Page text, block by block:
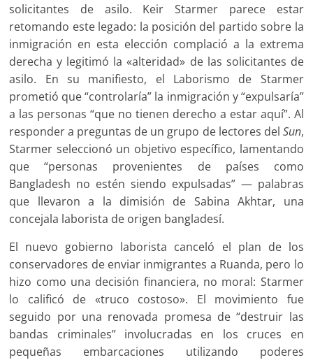
solicitantes de asilo. Keir Starmer parece estar
retomando este legado: la posición del partido sobre la
inmigración en esta elección complació a la extrema
derecha y legitimó la «alteridad» de las solicitantes de
asilo. En su manifiesto, el Laborismo de Starmer
prometió que “controlaría” la inmigración y “expulsaría”
a las personas “que no tienen derecho a estar aquí”. Al
responder a preguntas de un grupo de lectores del Sun,
Starmer seleccionó un objetivo específico, lamentando
que “personas provenientes de países como
Bangladesh no estén siendo expulsadas” — palabras
que llevaron a la dimisión de Sabina Akhtar, una
concejala laborista de origen bangladesí.
El nuevo gobierno laborista canceló el plan de los
conservadores de enviar inmigrantes a Ruanda, pero lo
hizo como una decisión financiera, no moral: Starmer
lo calificó de «truco costoso». El movimiento fue
seguido por una renovada promesa de “destruir las
bandas criminales” involucradas en los cruces en
pequeñas embarcaciones utilizando poderes